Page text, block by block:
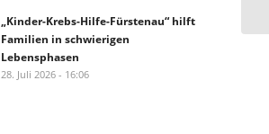
„Kinder-Krebs-Hilfe-Fürstenau“ hilft
Familien in schwierigen
Lebensphasen
28. Juli 2026 - 16:06